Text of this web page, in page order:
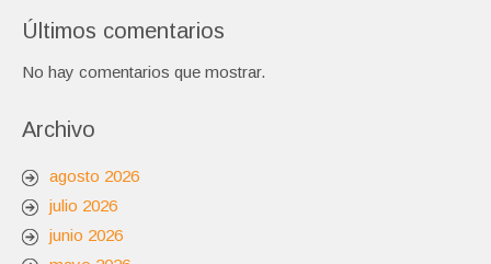
Últimos comentarios
No hay comentarios que mostrar.
Archivo
agosto 2026
julio 2026
junio 2026